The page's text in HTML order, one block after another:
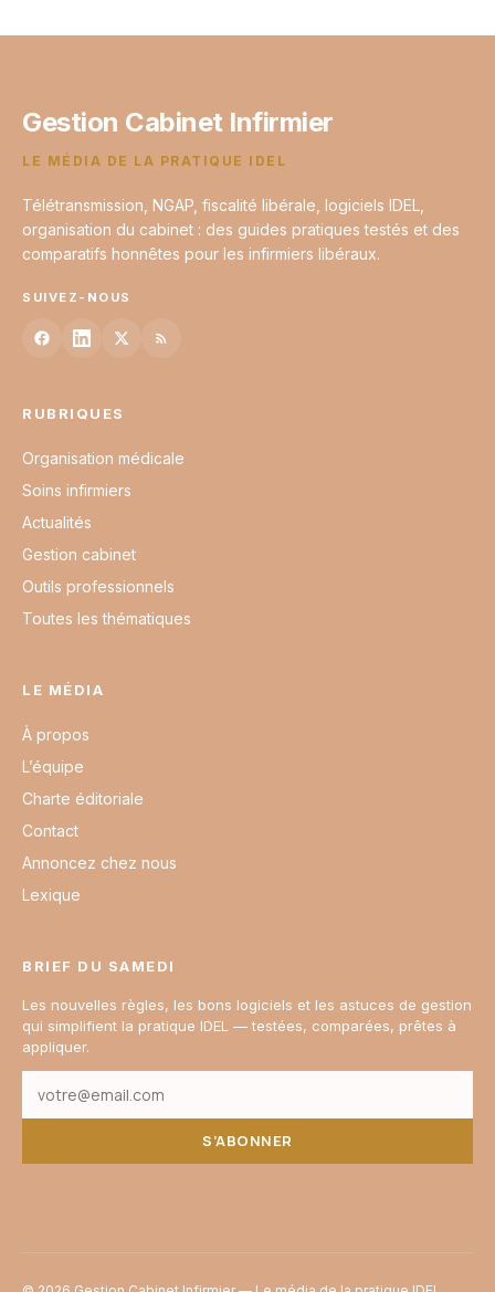
Gestion Cabinet Infirmier
LE MÉDIA DE LA PRATIQUE IDEL
Télétransmission, NGAP, fiscalité libérale, logiciels IDEL,
organisation du cabinet : des guides pratiques testés et des
comparatifs honnêtes pour les infirmiers libéraux.
SUIVEZ-NOUS
RUBRIQUES
Organisation médicale
Soins infirmiers
Actualités
Gestion cabinet
Outils professionnels
Toutes les thématiques
LE MÉDIA
À propos
L’équipe
Charte éditoriale
Contact
Annoncez chez nous
Lexique
BRIEF DU SAMEDI
Les nouvelles règles, les bons logiciels et les astuces de gestion
qui simplifient la pratique IDEL — testées, comparées, prêtes à
appliquer.
S’ABONNER